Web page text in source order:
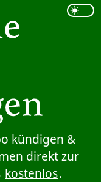
kündigen &
direkt zur
kostenlos.